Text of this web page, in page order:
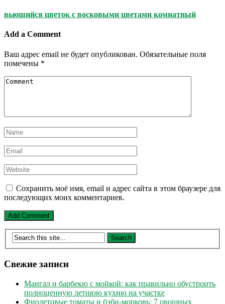
вьющийся цветок с восковыми цветами комнатный
Add a Comment
Ваш адрес email не будет опубликован. Обязательные поля
помечены *
Сохранить моё имя, email и адрес сайта в этом браузере для
последующих моих комментариев.
Свежие записи
Мангал и барбекю с мойкой: как правильно обустроить
полноценную летнюю кухню на участке
Фиолетовые томаты и бэби-морковь: 7 овощных